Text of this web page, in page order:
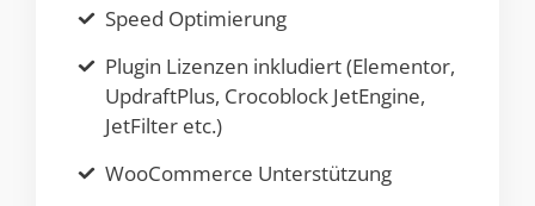
Speed Optimierung
Plugin Lizenzen inkludiert (Elementor,
UpdraftPlus, Crocoblock JetEngine,
JetFilter etc.)
WooCommerce Unterstützung